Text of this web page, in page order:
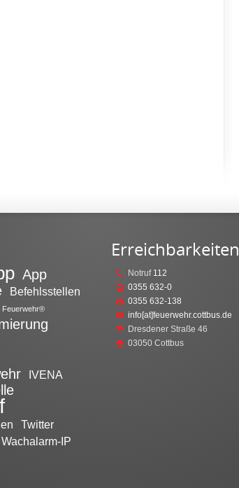
App
Befehlsstellen
Feuerwehr®
IVENA
Twitter
Wachalarm-IP
Erreichbarkeiten
Notruf 112
0355 632-0
0355 632-138
info[at]feuerwehr.cottbus.de
Dresdener Straße 46
03050 Cottbus